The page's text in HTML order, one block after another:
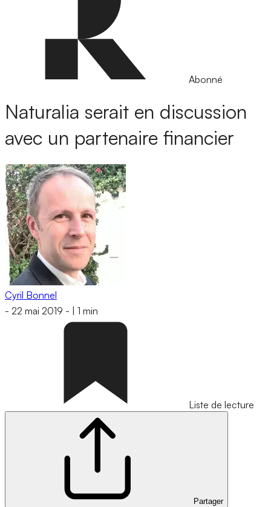
Abonné
Naturalia serait en discussion
avec un partenaire financier
Cyril Bonnel
- 22 mai 2019 - 1 min
Liste de lecture
Partager